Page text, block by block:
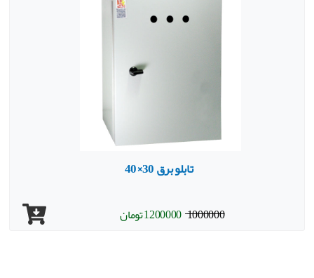
تابلو برق 30×40
1000000
1200000 تومان